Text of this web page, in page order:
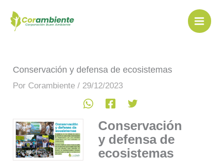
contenido
Conservación y defensa de ecosistemas
Por Corambiente/ 29/12/2023
Conservación
y defensa de
ecosistemas